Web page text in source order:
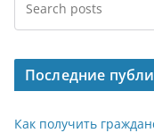
Последние
Как получить